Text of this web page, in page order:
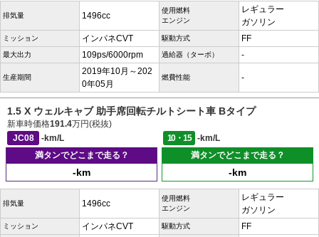
排気量 1496cc
使用燃料
エンジン
レギュラー
ガソリン
ミッション インパネCVT 駆動方式 FF
最大出力 109ps/6000rpm 過給器（ターボ） -
生産期間
2019年10月～202
0年05月
燃費性能 -
1.5 X ウェルキャブ 助手席回転チルトシート車 Bタイプ
新車時価格191.4万円(税抜)
JC08
-km/L 10・15
-km/L
満タンでどこまで走る？
-km
満タンでどこまで走る？
-km
排気量 1496cc
使用燃料
エンジン
レギュラー
ガソリン
ミッション インパネCVT 駆動方式 FF